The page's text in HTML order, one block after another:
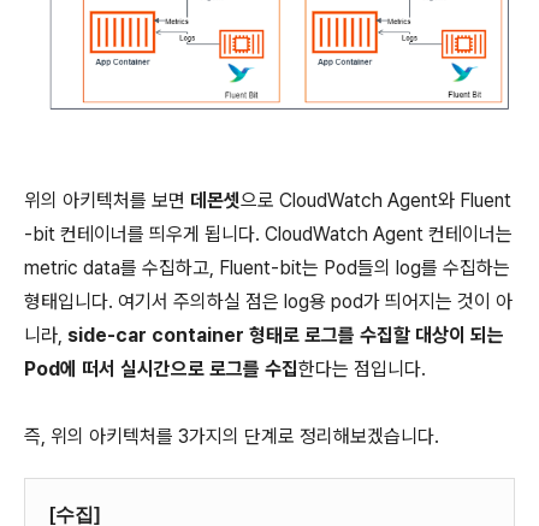
위의 아키텍처를 보면 데몬셋으로 CloudWatch Agent와 Fluent
-bit 컨테이너를 띄우게 됩니다. CloudWatch Agent 컨테이너는
metric data를 수집하고, Fluent-bit는 Pod들의 log를 수집하는
형태입니다. 여기서 주의하실 점은 log용 pod가 띄어지는 것이 아
니라, side-car container 형태로 로그를 수집할 대상이 되는
Pod에 떠서 실시간으로 로그를 수집한다는 점입니다.
즉, 위의 아키텍처를 3가지의 단계로 정리해보겠습니다.
[수집]